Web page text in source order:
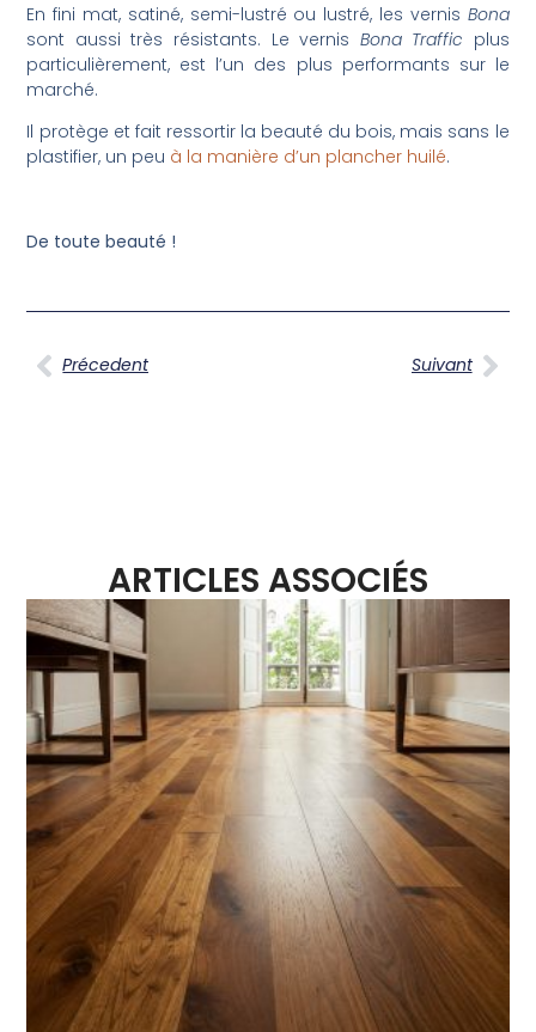
En fini mat, satiné, semi-lustré ou lustré, les vernis Bona
sont aussi très résistants. Le vernis Bona Traffic plus
particulièrement, est l’un des plus performants sur le
marché.
Il protège et fait ressortir la beauté du bois, mais sans le
plastifier, un peu à la manière d’un plancher huilé.
De toute beauté !
Précedent Suivant
ARTICLES ASSOCIÉS